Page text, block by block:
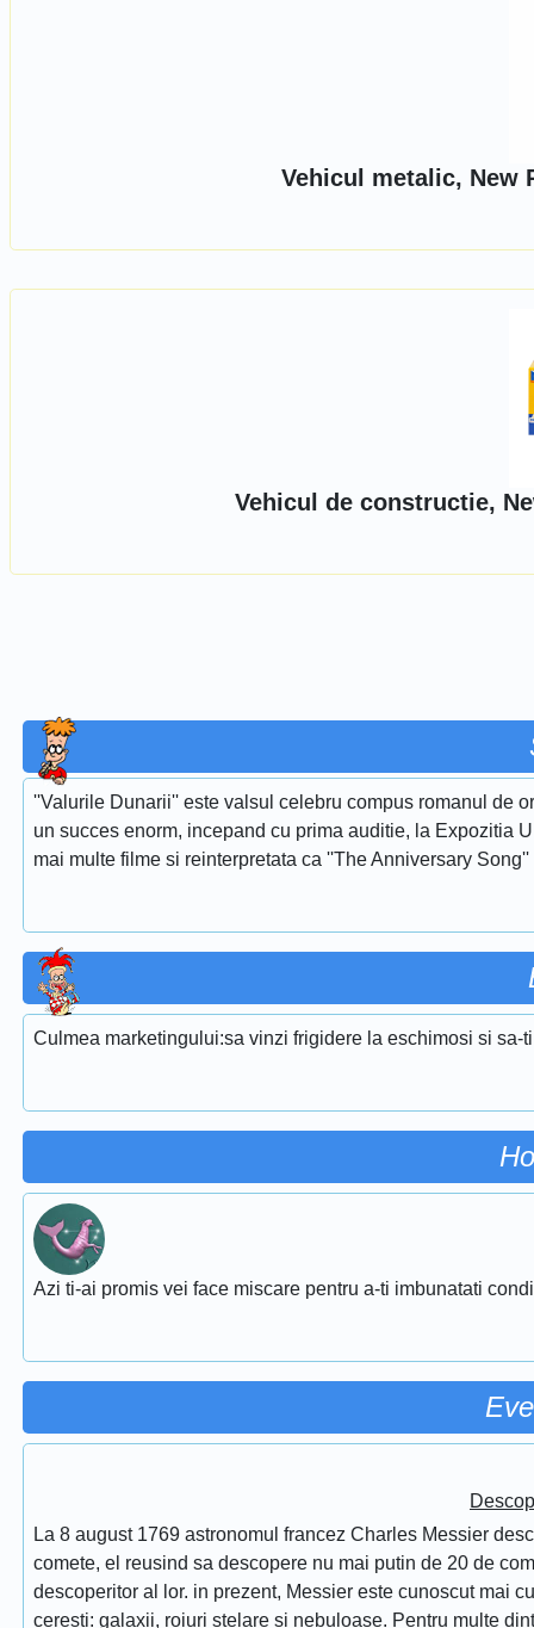
Vehicul metalic, New
Vehicul de constructie,
''Valurile Dunarii'' este valsul celebru compus romanul de
un succes enorm, incepand cu prima auditie, la Expozitia
mai multe filme si reinterpretata ca ''The Anniversary
Culmea marketingului:sa vinzi frigidere la eschimosi si sa-
Azi ti-ai promis vei face miscare pentru a-ti imbunatati
La 8 august 1769 astronomul francez Charles Messier
comete, el reusind sa descopere nu mai putin de 20 de
descoperitor al lor. in prezent, Messier este cunoscut mai
ceresti: galaxii, roiuri stelare si nebuloase. Pentru multe